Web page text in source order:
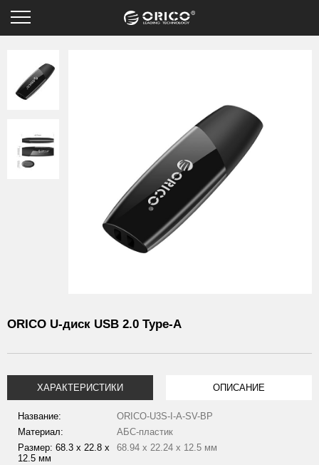
ORICO U-диск USB 2.0 Type-А
ХАРАКТЕРИСТИКИ ОПИСАНИЕ
Название:
ORICO-U3S-I-A-SV-BP
Материал:
АБС-пластик
Размер: 68.3 х 22.8 х
12.5 мм
68.94 х 22.24 х 12.5 мм